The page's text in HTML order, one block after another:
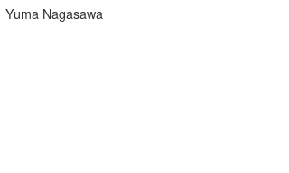
Yuma Nagasawa